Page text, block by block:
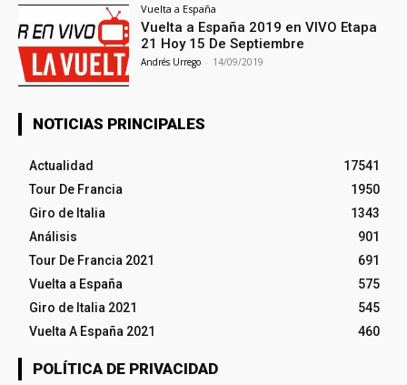
Vuelta a España
Vuelta a España 2019 en VIVO Etapa
21 Hoy 15 De Septiembre
Andrés Urrego - 14/09/2019
NOTICIAS PRINCIPALES
Actualidad
17541
Tour De Francia
1950
Giro de Italia
1343
Análisis
901
Tour De Francia 2021
691
Vuelta a España
575
Giro de Italia 2021
545
Vuelta A España 2021
460
POLÍTICA DE PRIVACIDAD